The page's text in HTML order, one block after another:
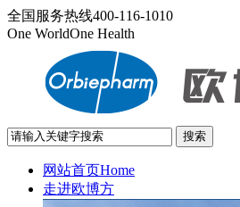
全国服务热线400-116-1010
One WorldOne Health
网站首页Home
走进欧博方